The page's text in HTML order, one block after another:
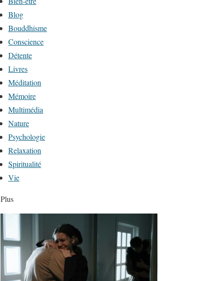
Blog
Bouddhisme
Conscience
Détente
Livres
Méditation
Mémoire
Multimédia
Nature
Psychologie
Relaxation
Spiritualité
Vie
Plus